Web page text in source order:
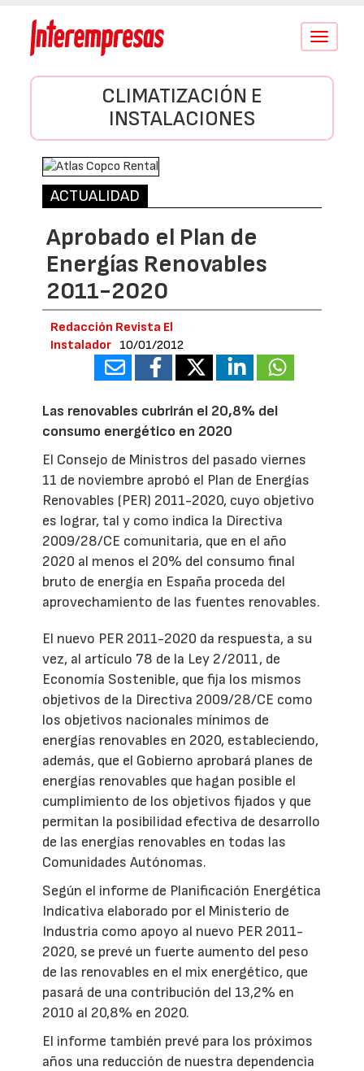
Conmutar
CLIMATIZACIÓN E
INSTALACIONES
ACTUALIDAD
Aprobado el Plan de
Energías Renovables
2011-2020
Redacción Revista El
Instalador 10/01/2012
Las renovables cubrirán el 20,8% del
consumo energético en 2020
El Consejo de Ministros del pasado viernes
11 de noviembre aprobó el Plan de Energías
Renovables (PER) 2011-2020, cuyo objetivo
es lograr, tal y como indica la Directiva
2009/28/CE comunitaria, que en el año
2020 al menos el 20% del consumo final
bruto de energía en España proceda del
aprovechamiento de las fuentes renovables.
El nuevo PER 2011-2020 da respuesta, a su
vez, al artículo 78 de la Ley 2/2011, de
Economía Sostenible, que fija los mismos
objetivos de la Directiva 2009/28/CE como
los objetivos nacionales mínimos de
energías renovables en 2020, estableciendo,
además, que el Gobierno aprobará planes de
energías renovables que hagan posible el
cumplimiento de los objetivos fijados y que
permitan la posibilidad efectiva de desarrollo
de las energías renovables en todas las
Comunidades Autónomas.
Según el informe de Planificación Energética
Indicativa elaborado por el Ministerio de
Industria como apoyo al nuevo PER 2011-
2020, se prevé un fuerte aumento del peso
de las renovables en el mix energético, que
pasará de una contribución del 13,2% en
2010 al 20,8% en 2020.
El informe también prevé para los próximos
años una reducción de nuestra dependencia